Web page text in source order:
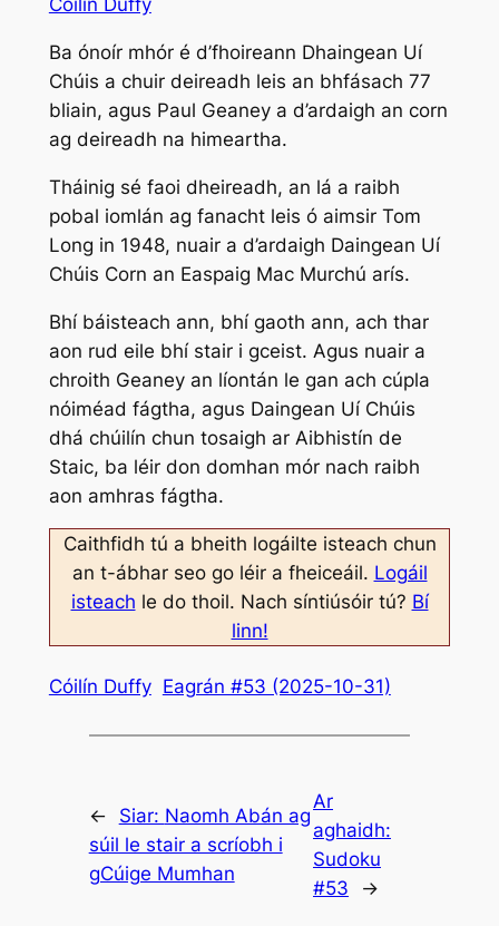
Cóilín Duffy
Ba ónoír mhór é d’fhoireann Dhaingean Uí
Chúis a chuir deireadh leis an bhfásach 77
bliain, agus Paul Geaney a d’ardaigh an corn
ag deireadh na himeartha.
Tháinig sé faoi dheireadh, an lá a raibh
pobal iomlán ag fanacht leis ó aimsir Tom
Long in 1948, nuair a d’ardaigh Daingean Uí
Chúis Corn an Easpaig Mac Murchú arís.
Bhí báisteach ann, bhí gaoth ann, ach thar
aon rud eile bhí stair i gceist. Agus nuair a
chroith Geaney an líontán le gan ach cúpla
nóiméad fágtha, agus Daingean Uí Chúis
dhá chúilín chun tosaigh ar Aibhistín de
Staic, ba léir don domhan mór nach raibh
aon amhras fágtha.
Caithfidh tú a bheith logáilte isteach chun
an t-ábhar seo go léir a fheiceáil. Logáil
isteach le do thoil. Nach síntiúsóir tú? Bí
linn!
Cóilín Duffy Eagrán #53 (2025-10-31)
← Siar: Naomh Abán ag
súil le stair a scríobh i
gCúige Mumhan
Ar
aghaidh:
Sudoku
#53
→